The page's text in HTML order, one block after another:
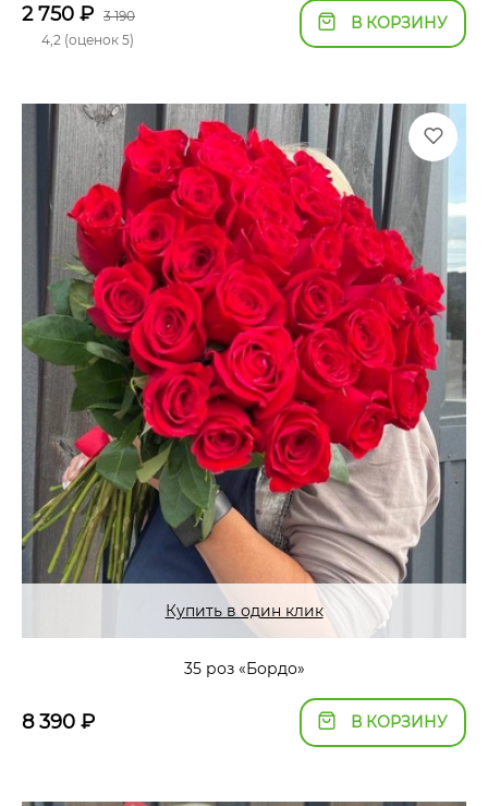
2 750 ₽ 3 190
4,2 (оценок 5)
В КОРЗИНУ
Купить в один клик
35 роз «Бордо»
8 390 ₽ В КОРЗИНУ